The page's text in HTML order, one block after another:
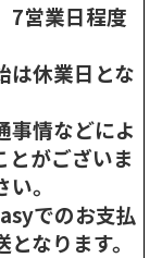
7営業日程度
は休業日とな
情などによ
とがございま
。
でのお支払
なります。